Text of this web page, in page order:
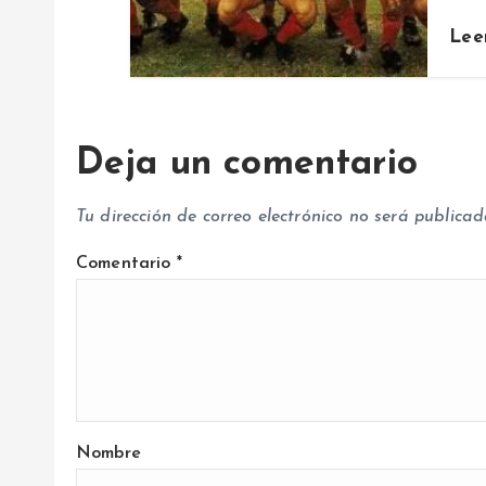
a
d
a
Deja un comentario
Tu dirección de correo electrónico no será
Comentario *
Nombre